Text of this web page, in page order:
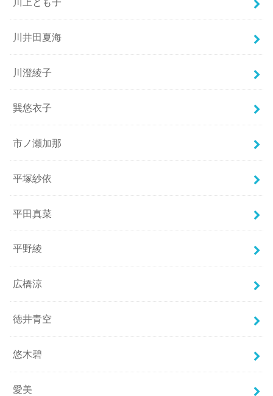
川井田夏海
川澄綾子
巽悠衣子
市ノ瀬加那
平塚紗依
平田真菜
平野綾
広橋涼
徳井青空
悠木碧
愛美